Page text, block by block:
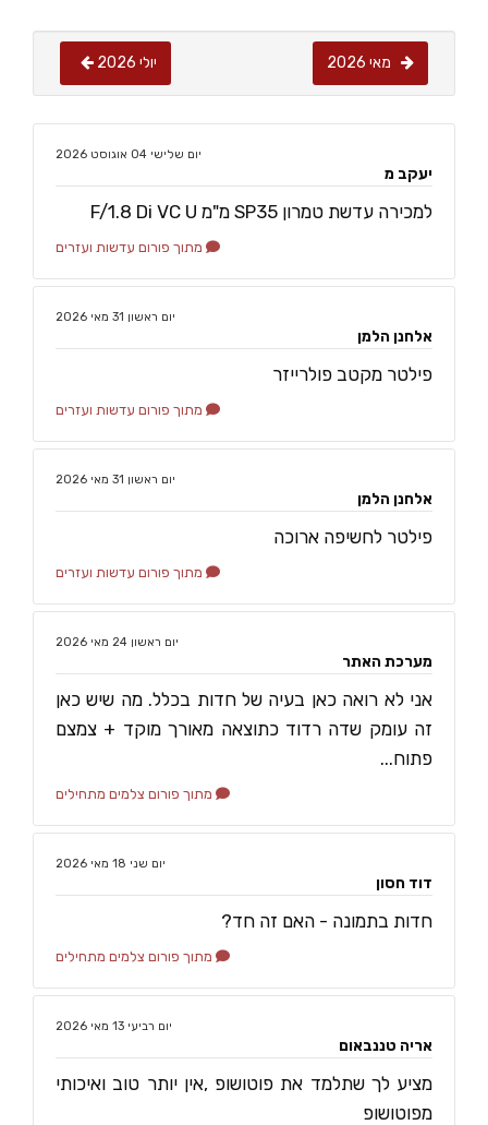
יולי 2026
‏יום שלישי ‏04 ‏אוגוסט ‏2026
יעקב מ
למכירה עדשת טמרון SP35 מ"מ F/1.8 Di VC U
מתוך פורום עדשות ועזרים
‏יום ראשון ‏31 ‏מאי ‏2026
אלחנן הלמן
פילטר מקטב פולרייזר
מתוך פורום עדשות ועזרים
‏יום ראשון ‏31 ‏מאי ‏2026
אלחנן הלמן
פילטר לחשיפה ארוכה
מתוך פורום עדשות ועזרים
‏יום ראשון ‏24 ‏מאי ‏2026
מערכת האתר
אני לא רואה כאן בעיה של חדות בכלל. מה שיש כאן
זה עומק שדה רדוד כתוצאה מאורך מוקד + צמצם
פתוח...
מתוך פורום צלמים מתחילים
‏יום שני ‏18 ‏מאי ‏2026
דוד חסון
חדות בתמונה - האם זה חד?
מתוך פורום צלמים מתחילים
‏יום רביעי ‏13 ‏מאי ‏2026
אריה טננבאום
מציע לך שתלמד את פוטושופ ,אין יותר טוב ואיכותי
מפוטושופ